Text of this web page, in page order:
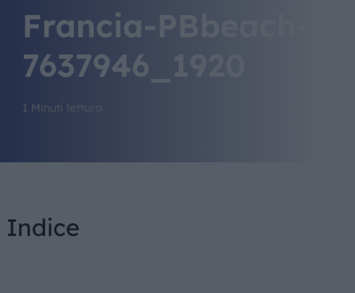
Francia-PBbeach-
7637946_1920
1 Minuti lettura
Indice